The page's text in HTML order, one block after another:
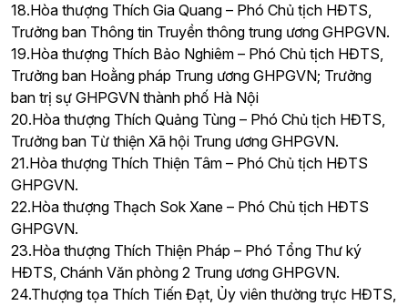
18.Hòa thượng Thích Gia Quang – Phó Chủ tịch HĐTS,
Trưởng ban Thông tin Truyền thông trung ương GHPGVN.
19.Hòa thượng Thích Bảo Nghiêm – Phó Chủ tịch HĐTS,
Trưởng ban Hoằng pháp Trung ương GHPGVN; Trưởng
ban trị sự GHPGVN thành phố Hà Nội
20.Hòa thượng Thích Quảng Tùng – Phó Chủ tịch HĐTS,
Trưởng ban Từ thiện Xã hội Trung ương GHPGVN.
21.Hòa thượng Thích Thiện Tâm – Phó Chủ tịch HĐTS
GHPGVN.
22.Hòa thượng Thạch Sok Xane – Phó Chủ tịch HĐTS
GHPGVN.
23.Hòa thượng Thích Thiện Pháp – Phó Tổng Thư ký
HĐTS, Chánh Văn phòng 2 Trung ương GHPGVN.
24.Thượng tọa Thích Tiến Đạt, Ủy viên thường trực HĐTS,